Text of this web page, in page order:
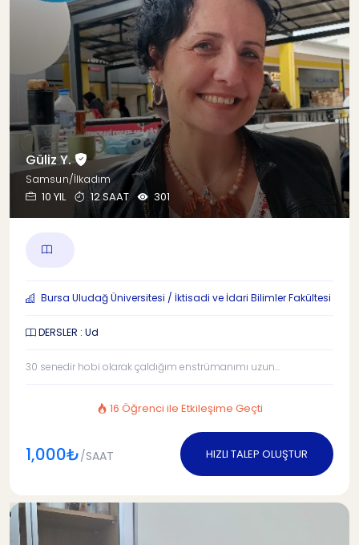
Güliz Y.
Samsun/İlkadım
10 YIL
12 SAAT 301
Bursa Uludağ Üniversitesi / İktisadi ve İdari Bilimler Fakültesi
DERSLER : Ud
30 senedir hobi olarak çaldığım enstrümanımı uzun...
16 Öğrenci ile Etkileşime Geçti
1,000₺/SAAT HIZLI TALEP OLUŞTUR